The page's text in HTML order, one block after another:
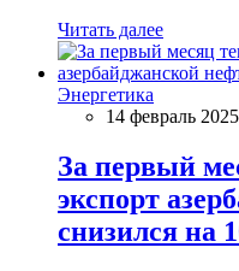
Читать далее
Энергетика
14 февраль
За первый
экспорт
снизился на